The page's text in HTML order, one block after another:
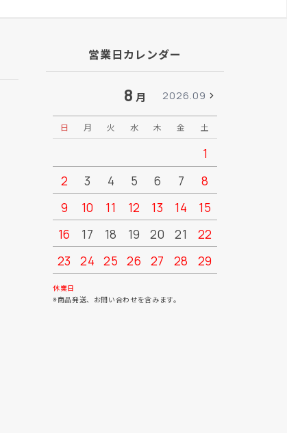
営業日カレンダー
8 月 2026.09
日 月 火 水 木 金 土
1
2
3 4 5 6 7
8
9
10 11 12 13 14
15
16
17 18 19 20 21
22
23
24 25 26 27 28
29
30
休業日
※商品発送、お問い合わせを含みます。